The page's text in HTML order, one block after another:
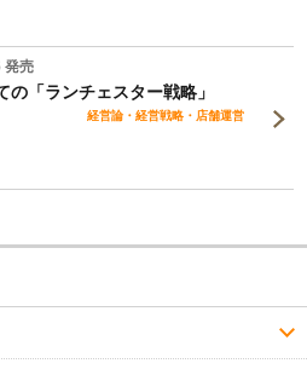
発売
の「ランチェスター戦略」
経営論・経営戦略・店舗運営